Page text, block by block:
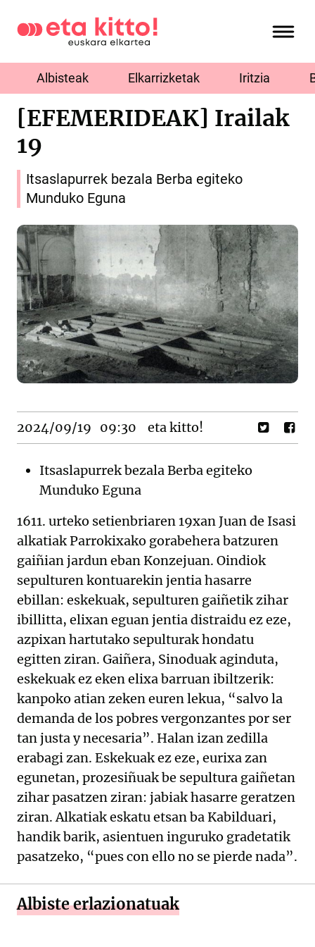
Albisteak Elkarrizketak Iritzia
[EFEMERIDEAK] Irailak
19
Itsaslapurrek bezala Berba egiteko
Munduko Eguna
2024/09/19 09:30 eta kitto!
Itsaslapurrek bezala Berba egiteko
Munduko Eguna
1611. urteko setienbriaren 19xan Juan de Isasi
alkatiak Parrokixako gorabehera batzuren
gaiñian jardun eban Konzejuan. Oindiok
sepulturen kontuarekin jentia hasarre
ebillan: eskekuak, sepulturen gaiñetik zihar
ibillitta, elixan eguan jentia distraidu ez eze,
azpixan hartutako sepulturak hondatu
egitten ziran. Gaiñera, Sinoduak aginduta,
eskekuak ez eken elixa barruan ibiltzerik:
kanpoko atian zeken euren lekua, “salvo la
demanda de los pobres vergonzantes por ser
tan justa y necesaria”. Halan izan zedilla
erabagi zan. Eskekuak ez eze, eurixa zan
egunetan, prozesiñuak be sepultura gaiñetan
zihar pasatzen ziran: jabiak hasarre geratzen
ziran. Alkatiak eskatu etsan ba Kabilduari,
handik barik, asientuen inguruko gradetatik
pasatzeko, “pues con ello no se pierde nada”.
Albiste erlazionatuak